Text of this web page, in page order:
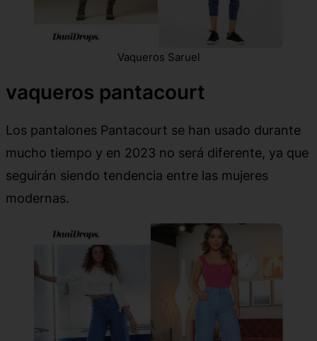
Vaqueros Saruel
vaqueros pantacourt
Los pantalones Pantacourt se han usado durante
mucho tiempo y en 2023 no será diferente, ya que
seguirán siendo tendencia entre las mujeres
modernas.